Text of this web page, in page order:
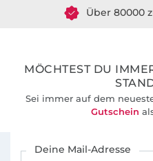
Über 80000
MÖCHTEST DU
Sei immer auf dem
Gutschein
Deine Mail-Adresse